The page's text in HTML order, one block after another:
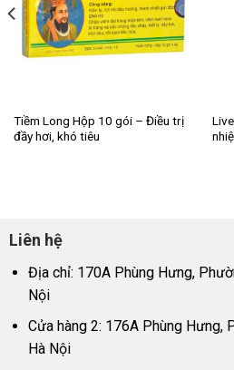
Tiềm Long Hộp 10 gói – Điều trị
đầy hơi, khó tiêu
Liên hệ
Địa chỉ: 170A Phùng Hưng,
Nội
Cửa hàng 2: 176A Phùng Hưng,
Hà Nội